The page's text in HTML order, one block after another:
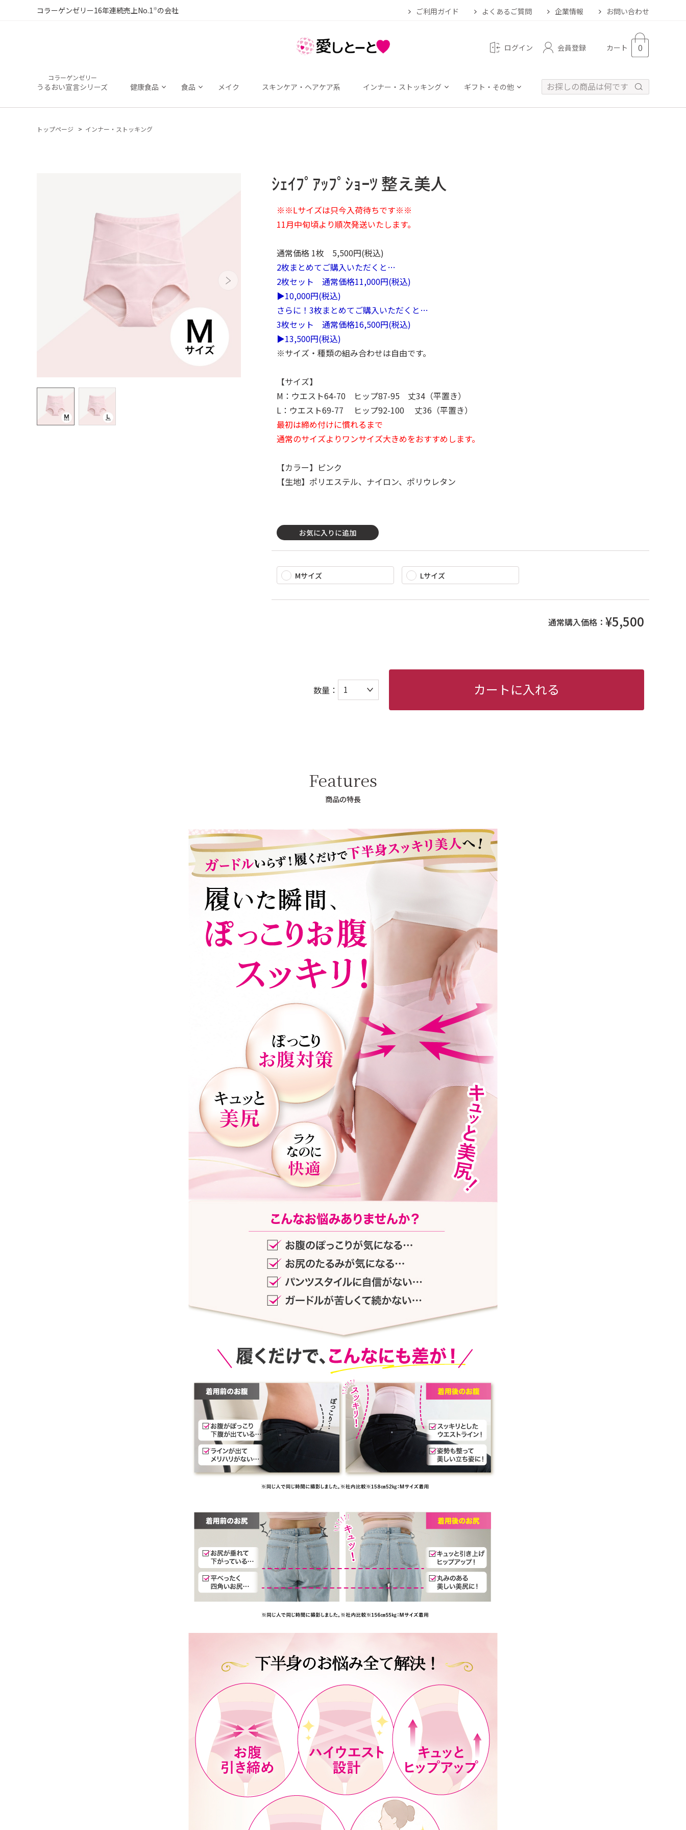
コラーゲンゼリー16年連続売上No.1※の会社
ログイン 会員登録 カート 0
コラーゲンゼリー
うるおい宣言シリーズ 健康食品 食品 メイク スキンケア・ヘアケア系 インナー・ストッキング ギフト・その他
ご利用ガイド よくあるご質問 企業情報 お問い合わせ
トップページ インナー・ストッキング
ｼｪｲﾌﾟｱｯﾌﾟｼｮｰﾂ 整え美人
※※Lサイズは只今入荷待ちです※※
11月中旬頃より順次発送いたします。
通常価格 1枚 5,500円(税込)
2枚まとめてご購入いただくと…
2枚セット 通常価格11,000円(税込)
▶10,000円(税込)
さらに！3枚まとめてご購入いただくと…
3枚セット 通常価格16,500円(税込)
▶13,500円(税込)
※サイズ・種類の組み合わせは自由です。
【サイズ】
M：ウエスト64-70 ヒップ87-95 丈34（平置き）
L：ウエスト69-77 ヒップ92-100 丈36（平置き）
最初は締め付けに慣れるまで
通常のサイズよりワンサイズ大きめをおすすめします。
【カラー】ピンク
【生地】ポリエステル、ナイロン、ポリウレタン
お気に入りに追加
Mサイズ Lサイズ
通常購入価格： ¥5,500
数量： カートに入れる
Features
商品の特長